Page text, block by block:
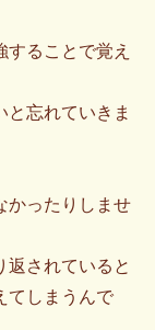
ることで覚え
忘れていきま
かったりしませ
返されていると
てしまうんで